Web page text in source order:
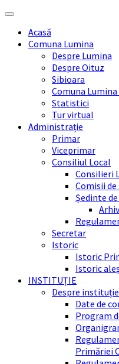
Skip
content
Skip
sidebar
Skip
right
sidebar
Skip
footerAcasă
Comuna Lumina
Despre Lumina
Despre Oituz
Sibioara
Comuna
Statistici
Tur virtual
Administrație
Primar
Viceprimar
Consiliul Local
Consilieri
Comisii
Ședinte
Secretar
Istoric
Istoric
Istoric
INSTITUȚIE
Despre instituție
Date de
Program
Primăriei